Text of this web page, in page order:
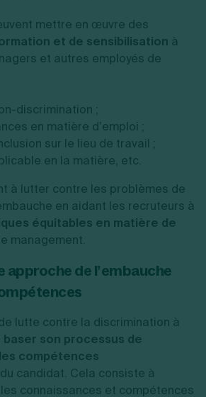
mettre en œuvre des
et de sensibilisation à
et autres employés de
discrimination ;
en matière d’emploi ;
sur le lieu de travail ;
en la matière, etc.
à lutter contre les problèmes de
en aidant les recruteurs à
équitables en matière de
management.
approche de l’embauche
lutte contre la discrimination à
baser son processus de
compétences
du candidat. Cela consiste à
connaissances et compétences